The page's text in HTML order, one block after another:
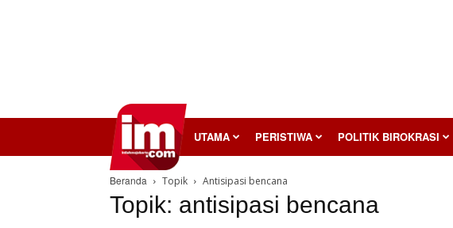
InilahMojokerto UTAMA PERISTIWA POLITIK BIROKRASI
Beranda Topik Antisipasi bencana
Topik: antisipasi bencana